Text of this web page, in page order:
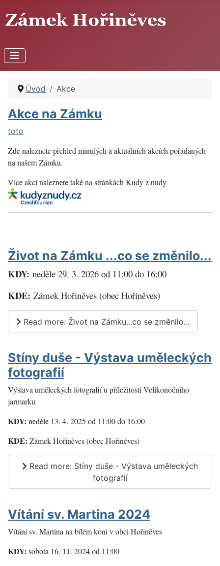
Úvod Akce
Akce na Zámku
toto
Zde naleznete přehled minulých a aktuálních akcích pořádaných
na našem Zámku.
Více akcí naleznete také na stránkách Kudy z nudy
Život na Zámku ...co se změnilo...
KDY: neděle 29. 3. 2026 od 11:00 do 16:00
KDE: Zámek Hořiněves (obec Hořiněves)
Read more: Život na Zámku...co se změnilo...
Stíny duše - Výstava uměleckých
fotografií
Výstava uměleckých fotografií u příležitosti Velikonočního
jarmarku
KDY: neděle 13. 4. 2025 od 11:00 do 16:00
KDE: Zámek Hořiněves (obec Hořiněves)
Read more: Stíny duše - Výstava uměleckých
fotografií
Vítání sv. Martina 2024
Vítání sv. Martina na bílém koni v obci Hořiněves
KDY: sobota 16. 11. 2024 od 11:00